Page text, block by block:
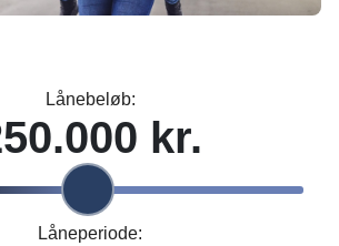
Lånebeløb:
Låneperiode: